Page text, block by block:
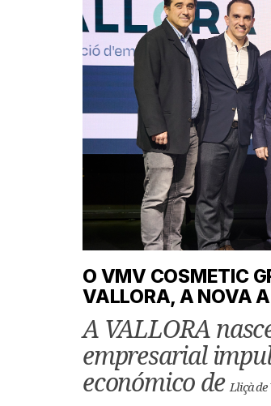
O VMV COSMETIC
VALLORA, A NOVA
A VALLORA
empresarial
económico deLliçà de